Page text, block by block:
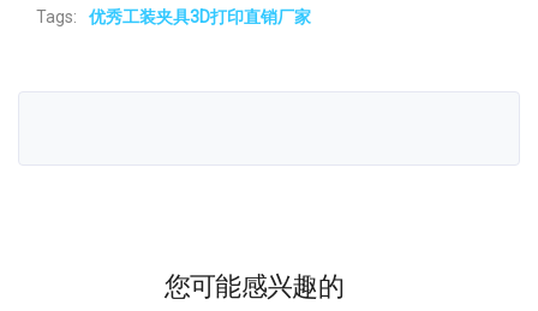
Tags: 优秀工装夹具3D打印直销厂家
您可能感兴趣的